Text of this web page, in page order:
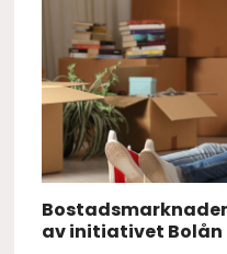
av initiativet Bolån